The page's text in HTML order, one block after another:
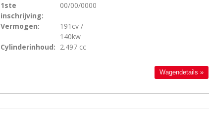
1ste
inschrijving:
00/00/0000
Vermogen:
191cv /
140kw
Cylinderinhoud: 2.497 cc
Wagendetails »